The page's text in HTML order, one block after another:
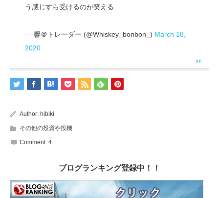
う感じすら受けるのが笑える
— 響＠トレーダー (@Whiskey_bonbon_) March 18,
2020
Author: hibiki
その他の投資や投機
Comment: 4
ブログランキング登録中！！